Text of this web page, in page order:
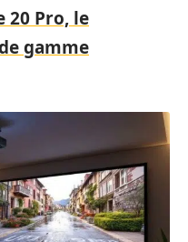
20 Pro, le
gamme